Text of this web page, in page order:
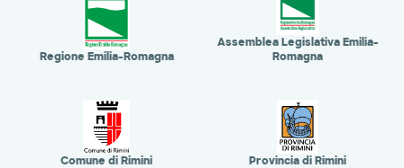
Regione Emilia-Romagna
Assemblea Legislativa Emilia-
Romagna
Comune di Rimini Provincia di Rimini